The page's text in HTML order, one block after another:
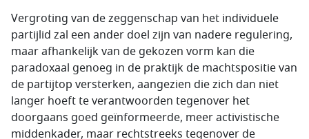
Vergroting van de zeggenschap van het individuele
partijlid zal een ander doel zijn van nadere regulering,
maar afhankelijk van de gekozen vorm kan die
paradoxaal genoeg in de praktijk de machtspositie van
de partijtop versterken, aangezien die zich dan niet
langer hoeft te verantwoorden tegenover het
doorgaans goed geïnformeerde, meer activistische
middenkader, maar rechtstreeks tegenover de